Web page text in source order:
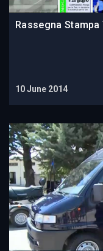
Rassegna
10 June 2014